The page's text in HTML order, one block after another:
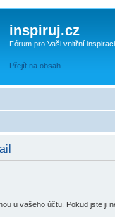
inspiruj.cz
Fórum pro Vaši vnitřní
Přejít na obsah
u vašeho účtu. Pokud jste ji